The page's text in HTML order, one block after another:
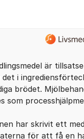
är
det i
brödet.
som
har skrivit ett
för att få en